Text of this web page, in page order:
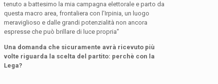
tenuto a battesimo la mia campagna elettorale e parto da
questa macro area, frontaliera con l’Irpinia, un luogo
meraviglioso e dalle grandi potenzialità non ancora
espresse che può brillare di luce propria”
Una domanda che sicuramente avrà ricevuto più
volte riguarda la scelta del partito: perchè con la
Lega?